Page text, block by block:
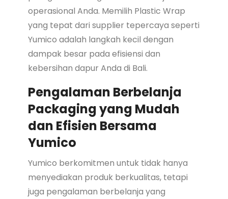
operasional Anda. Memilih Plastic Wrap
yang tepat dari supplier tepercaya seperti
Yumico adalah langkah kecil dengan
dampak besar pada efisiensi dan
kebersihan dapur Anda di Bali.
Pengalaman Berbelanja
Packaging yang Mudah
dan Efisien Bersama
Yumico
Yumico berkomitmen untuk tidak hanya
menyediakan produk berkualitas, tetapi
juga pengalaman berbelanja yang